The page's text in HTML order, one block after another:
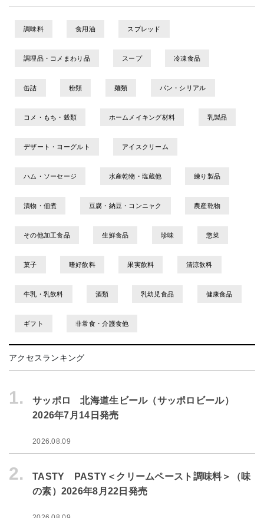
調味料 食用油 スプレッド
調理品・コメまわり品 スープ 冷凍食品
缶詰 粉類 麺類 パン・シリアル
コメ・もち・穀類 ホームメイキング材料 乳製品
デザート・ヨーグルト アイスクリーム
ハム・ソーセージ 水産乾物・塩蔵他 練り製品
漬物・佃煮 豆腐・納豆・コンニャク 農産乾物
その他加工食品 生鮮食品 珍味 惣菜
菓子 嗜好飲料 果実飲料 清涼飲料
牛乳・乳飲料 酒類 乳幼児食品 健康食品
ギフト 非常食・介護食他
アクセスランキング
1.
サッポロ 北海道生ビール（サッポロビール）
2026年7月14日発売
2026.08.09
2.
TASTY PASTY＜クリームペースト調味料＞（味
の素）2026年8月22日発売